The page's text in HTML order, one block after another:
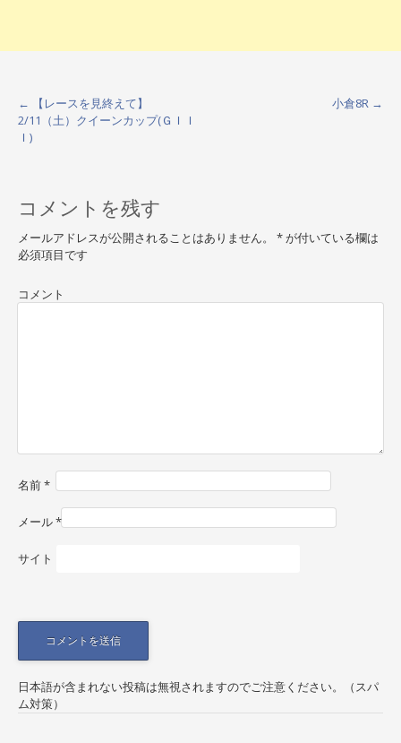
P
o
t
n
a
v
n
←
【レースを見終えて】
2/11（土）クイーンカップ(ＧＩＩ
Ｉ)
小倉8R →
コメントを残す
メールアドレスが公開されることはありません。 *が付いている欄は
必須項目です
コメント
名前*
メール*
サイト
日本語が含まれない投稿は無視されますのでご注意ください。（スパ
ム対策）